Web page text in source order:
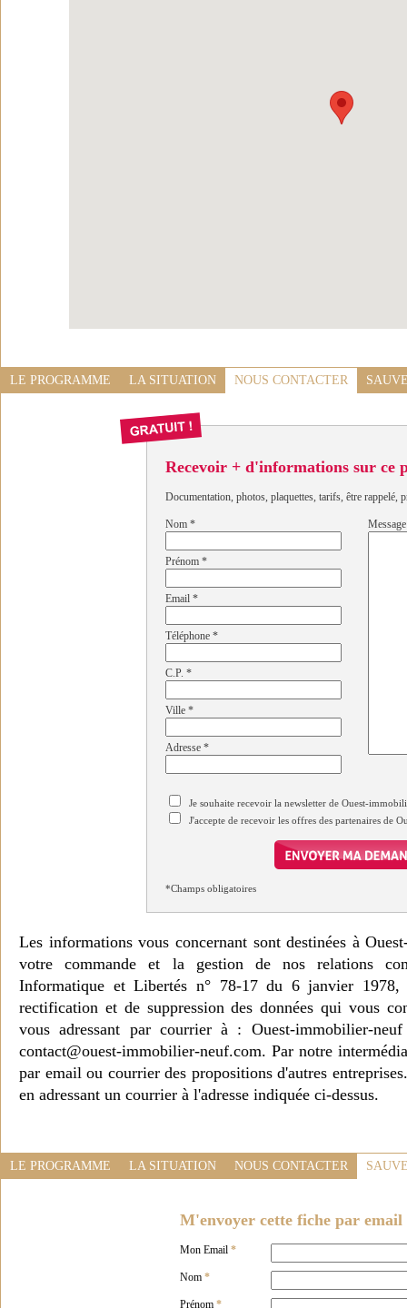
LE PROGRAMME LA SITUATION NOUS CONTACTER
Recevoir + d'informations sur ce
Documentation, photos, plaquettes, tarifs, être rappelé,
Nom *
Prénom *
Email *
Téléphone *
C.P. *
Ville *
Adresse *
Message
Je souhaite recevoir la newsletter de Ouest-
J'accepte de recevoir les offres des partenaires de
*Champs obligatoires
Les informations vous concernant sont destinées à
votre commande et la gestion de nos relations
Informatique et Libertés n° 78-17 du 6 janvier 1978,
rectification et de suppression des données qui vous
vous adressant par courrier à : Ouest-immobilier-
contact@ouest-immobilier-neuf.com. Par notre
par email ou courrier des propositions d'autres
en adressant un courrier à l'adresse indiquée ci-dessus.
LE PROGRAMME LA SITUATION NOUS CONTACTER
M'envoyer cette fiche par email
Mon Email *
Nom *
Prénom *